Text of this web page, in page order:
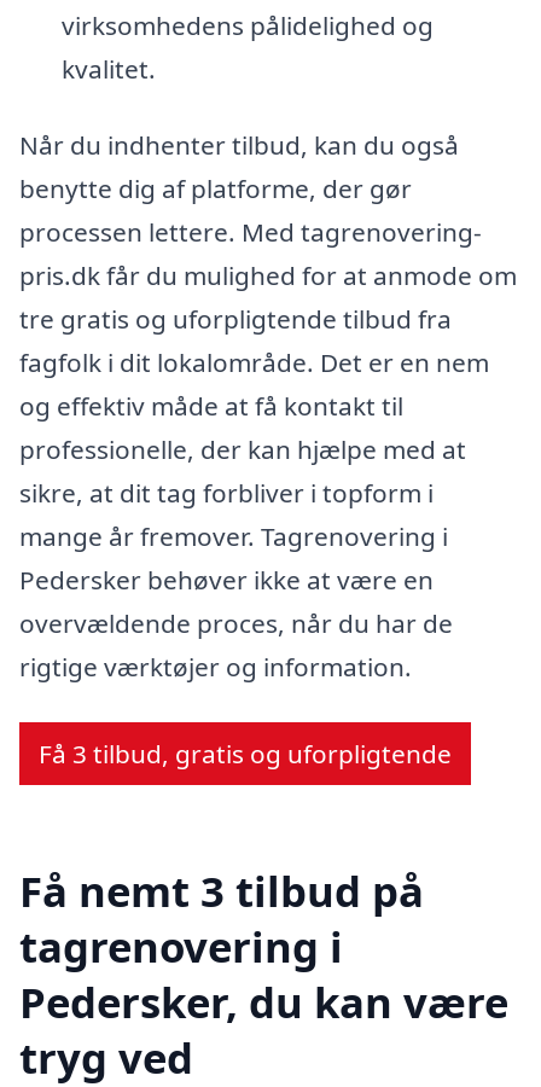
virksomhedens pålidelighed og
kvalitet.
Når du indhenter tilbud, kan du også
benytte dig af platforme, der gør
processen lettere. Med tagrenovering-
pris.dk får du mulighed for at anmode om
tre gratis og uforpligtende tilbud fra
fagfolk i dit lokalområde. Det er en nem
og effektiv måde at få kontakt til
professionelle, der kan hjælpe med at
sikre, at dit tag forbliver i topform i
mange år fremover. Tagrenovering i
Pedersker behøver ikke at være en
overvældende proces, når du har de
rigtige værktøjer og information.
Få 3 tilbud, gratis og uforpligtende
Få nemt 3 tilbud på
tagrenovering i
Pedersker, du kan være
tryg ved